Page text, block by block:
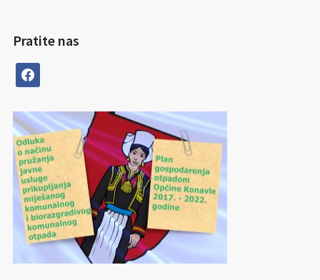
Pratite nas
facebook